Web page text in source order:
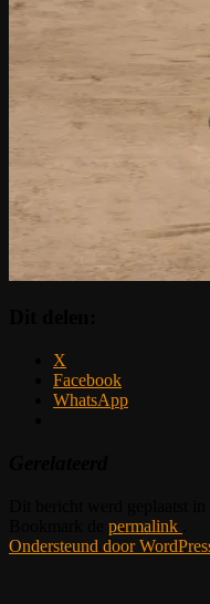
X
Facebook
WhatsApp
permalink
Ondersteund door